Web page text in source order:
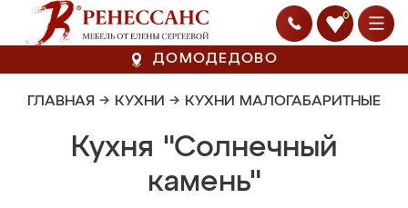
0
ДОМОДЕДОВО
ГЛАВНАЯ → КУХНИ → КУХНИ МАЛОГАБАРИТНЫЕ
Кухня "Солнечный
камень"